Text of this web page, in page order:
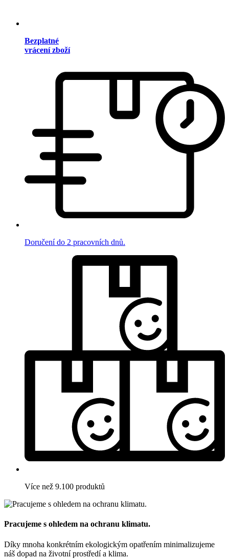
Bezplatné
vrácení zboží
Doručení do 2 pracovních dnů.
Více než 9.100 produktů
Pracujeme s ohledem na ochranu klimatu.
Díky mnoha konkrétním ekologickým opatřením minimalizujeme
náš dopad na životní prostředí a klima.